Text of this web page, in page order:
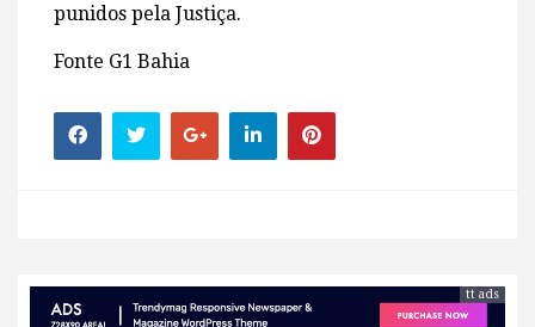
punidos pela Justiça.
Fonte G1 Bahia
tt ads